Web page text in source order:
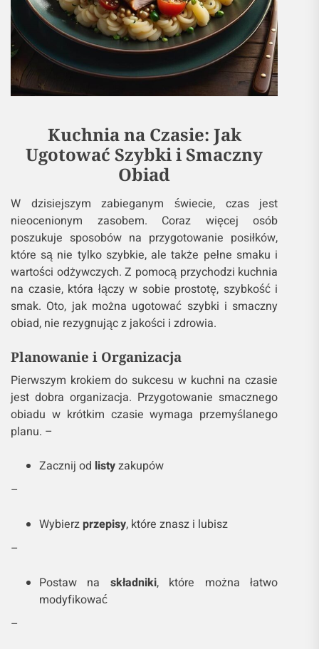
Kuchnia na Czasie: Jak
Ugotować Szybki i Smaczny
Obiad
W dzisiejszym zabieganym świecie, czas jest
nieocenionym zasobem. Coraz więcej osób
poszukuje sposobów na przygotowanie posiłków,
które są nie tylko szybkie, ale także pełne smaku i
wartości odżywczych. Z pomocą przychodzi kuchnia
na czasie, która łączy w sobie prostotę, szybkość i
smak. Oto, jak można ugotować szybki i smaczny
obiad, nie rezygnując z jakości i zdrowia.
Planowanie i Organizacja
Pierwszym krokiem do sukcesu w kuchni na czasie
jest dobra organizacja. Przygotowanie smacznego
obiadu w krótkim czasie wymaga przemyślanego
planu. –
Zacznij od listyzakupów
–
Wybierzprzepisy, które znasz i lubisz
–
Postaw na składniki, które można łatwo
modyfikować
–